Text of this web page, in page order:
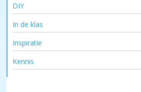
DIY
In de klas
Inspiratie
Kennis